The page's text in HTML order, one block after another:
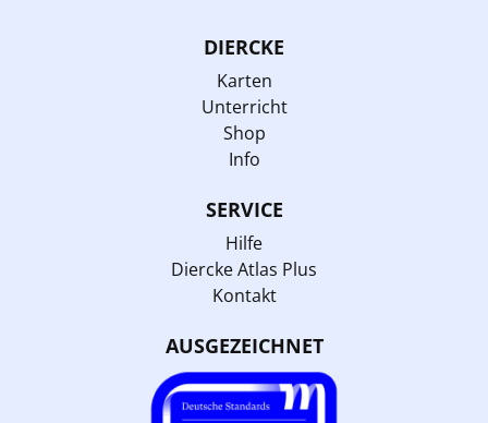
DIERCKE
Karten
Unterricht
Shop
Info
SERVICE
Hilfe
Diercke Atlas Plus
Kontakt
AUSGEZEICHNET